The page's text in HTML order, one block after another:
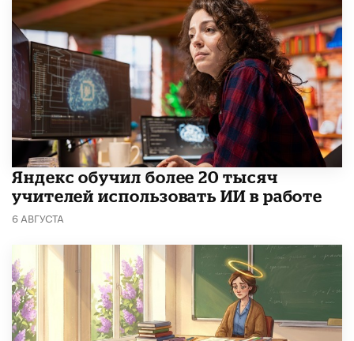
​Яндекс обучил более 20 тысяч
учителей использовать ИИ в работе
6 АВГУСТА